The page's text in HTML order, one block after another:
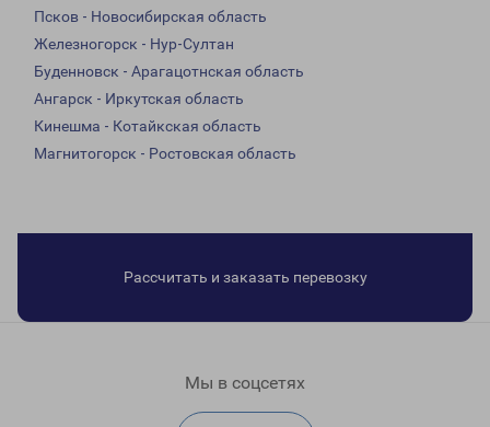
Псков - Новосибирская область
Железногорск - Нур-Султан
Буденновск - Арагацотнская область
Ангарск - Иркутская область
Кинешма - Котайкская область
Магнитогорск - Ростовская область
Рассчитать и заказать перевозку
Мы в соцсетях